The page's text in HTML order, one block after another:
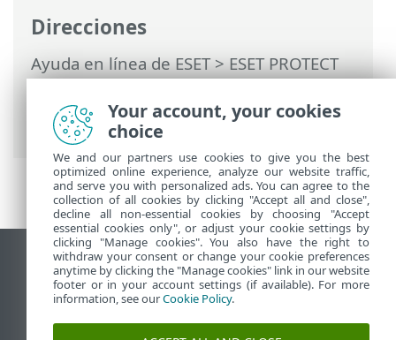
Direcciones
Ayuda en línea de ESET>ESET PROTECT
On-Prem>Utilización de ESET PROTECT
On-Prem
>ESET PROTECT On-Prem Menú
principal
> Más > Cuarentena
Ver sitio para ordenador
End of Life
Base de conocimiento de ESET
Foro de ESET
Your account, your cookies
choice
We and our partners use cookies to give you the best
optimized online experience, analyze our website traffic,
and serve you with personalized ads. You can agree to the
collection of all cookies by clicking "Accept all and close",
decline all non-essential cookies by choosing "Accept
essential cookies only", or adjust your cookie settings by
clicking "Manage cookies". You also have the right to
withdraw your consent or change your cookie preferences
anytime by clicking the "Manage cookies" link in our website
footer or in your account settings (if available). For more
information, see ourCookie Policy.